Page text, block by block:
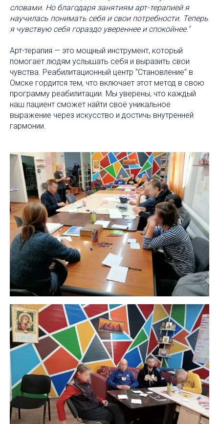
словами. Но благодаря занятиям арт-терапией я
научилась понимать себя и свои потребности. Теперь
я чувствую себя гораздо увереннее и спокойнее."
Арт-терапия — это мощный инструмент, который
помогает людям услышать себя и выразить свои
чувства. Реабилитационный центр "Становление" в
Омске гордится тем, что включает этот метод в свою
программу реабилитации. Мы уверены, что каждый
наш пациент сможет найти своё уникальное
выражение через искусство и достичь внутренней
гармонии.